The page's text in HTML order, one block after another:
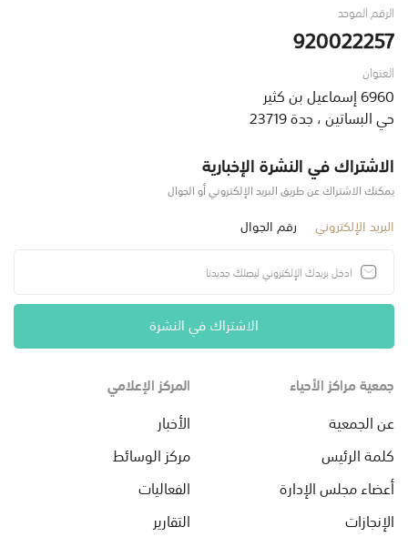
الرقم الموحد
920022257
العنوان
6960 إسماعيل بن كثير
حي البساتين ، جدة 23719
الاشتراك في النشرة الإخبارية
يمكنك الاشتراك عن طريق البريد الإلكتروني أو الجوال
البريد الإلكتروني رقم الجوال
الاشتراك في النشرة
جمعية مراكز الأحياء
عن الجمعية
كلمة الرئيس
أعضاء مجلس الإدارة
الإنجازات
المركز الإعلامي
الأخبار
مركز الوسائط
الفعاليات
التقارير